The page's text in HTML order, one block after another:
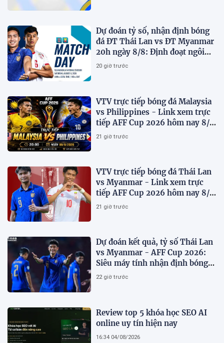
Dự đoán tỷ số, nhận định bóng
đá ĐT Thái Lan vs ĐT Myanmar
20h ngày 8/8: Định đoạt ngôi
đầu bảng
20 giờ trước
VTV trực tiếp bóng đá Malaysia
vs Philippines - Link xem trực
tiếp AFF Cup 2026 hôm nay 8/8
trên VTV7
21 giờ trước
VTV trực tiếp bóng đá Thái Lan
vs Myanmar - Link xem trực
tiếp AFF Cup 2026 hôm nay 8/8
trên VTV6
21 giờ trước
Dự đoán kết quả, tỷ số Thái Lan
vs Myanmar - AFF Cup 2026:
Siêu máy tính nhận định bóng
đá hôm nay 8/8
22 giờ trước
Review top 5 khóa học SEO AI
online uy tín hiện nay
16:34 04/08/2026